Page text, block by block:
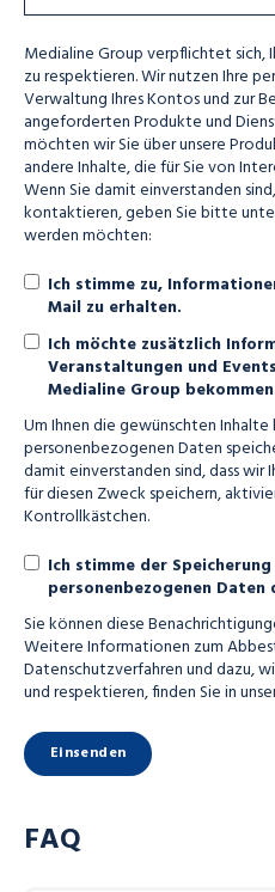
Medialine Group verpflichtet sich,
zu respektieren. Wir nutzen Ihre
Verwaltung Ihres Kontos und zur
angeforderten Produkte und
möchten wir Sie über unsere
andere Inhalte, die für Sie von
Wenn Sie damit einverstanden
kontaktieren, geben Sie bitte
werden möchten:
Ich stimme zu,
Mail zu erhalten.
Ich möchte zusätzlich
Veranstaltungen und
Medialine Group
Um Ihnen die gewünschten
personenbezogenen Daten
damit einverstanden sind, dass
für diesen Zweck speichern,
Kontrollkästchen.
Ich stimme der
personenbezogenen Daten
Sie können diese
Weitere Informationen zum
Datenschutzverfahren und dazu,
und respektieren, finden Sie in
FAQ